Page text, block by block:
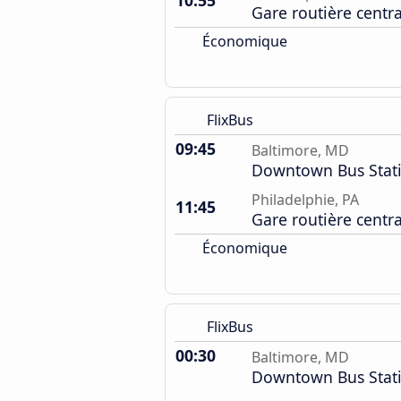
Gare routière
Économique
FlixBus
09:45 Baltimore, MD
Downtown Bus
11:45
Philadelphie, PA
Gare routière
Économique
FlixBus
00:30 Baltimore, MD
Downtown Bus